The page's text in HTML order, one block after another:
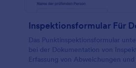
Das Punktinspektionsformular
bei der Dokumentation von
Erfassung von Abweichungen